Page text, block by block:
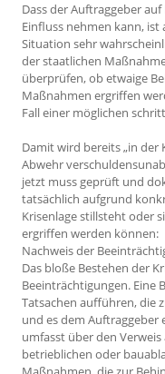
Dass der Auftraggeber
Einfluss nehmen kann,
Situation sehr
der staatlichen
überprüfen, ob etwaige
Maßnahmen ergriffen
Fall einer möglichen
Damit wird bereits „in der
Abwehr
jetzt muss geprüft und
tatsächlich aufgrund
Krisenlage stillsteht oder
ergriffen werden können:
Nachweis der
Das bloße Bestehen der
Beeinträchtigungen. Eine
Tatsachen aufführen, die
und es dem Auftraggeber
umfasst über den
betrieblichen oder